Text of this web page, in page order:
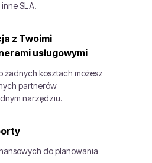
z Twoimi
usługowymi
żadnych kosztach możesz
partnerów
narzędziu.
SLA.
do planowania